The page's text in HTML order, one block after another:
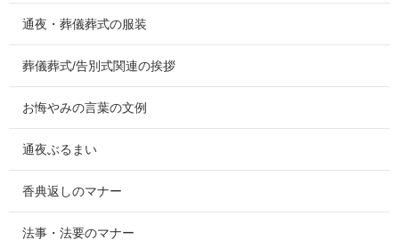
通夜・葬儀葬式の服装
葬儀葬式/告別式関連の挨拶
お悔やみの言葉の文例
通夜ぶるまい
香典返しのマナー
法事・法要のマナー